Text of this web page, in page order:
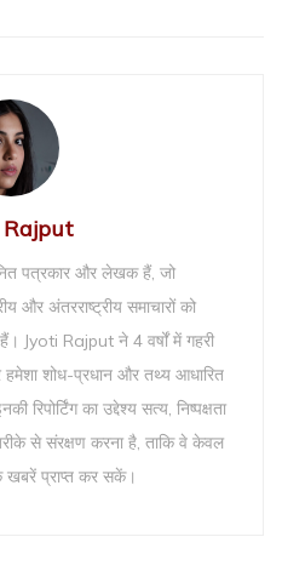
Rajput
पत्रकार और लेखक हैं, जो
और अंतरराष्ट्रीय समाचारों को
Jyoti Rajput ने 4 वर्षों में गहरी
हमेशा शोध-प्रधान और तथ्य आधारित
का उद्देश्य सत्य, निष्पक्षता
से संरक्षण करना है, ताकि वे केवल
प्राप्त कर सकें।